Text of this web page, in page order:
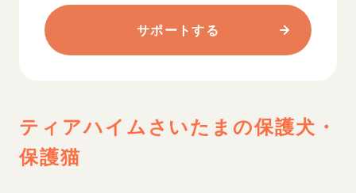
サポートする
ティアハイムさいたま の保護犬・
保護猫